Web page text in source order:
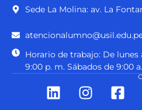
Sede La Molina: av. La
Horario de trabajo: De lunes
9:00 p. m. Sábados de 9:00